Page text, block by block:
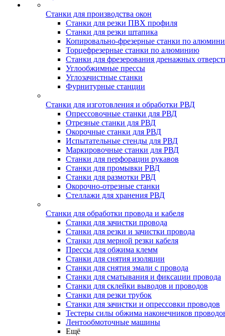
Станки для производства окон
Станки для резки ПВХ профиля
Станки для резки штапика
Копировально-фрезерные станки по
Торцефрезерные станки по алюминию
Станки для фрезерования дренажных
Углообжимные прессы
Углозачистные станки
Фурнитурные станции
Станки для изготовления и обработки РВД
Опрессовочные станки для РВД
Отрезные станки для РВД
Окорочные станки для РВД
Испытательные стенды для РВД
Маркировочные станки для РВД
Станки для перфорации рукавов
Станки для промывки РВД
Станки для размотки РВД
Окорочно-отрезные станки
Стеллажи для хранения РВД
Станки для обработки провода и кабеля
Станки для зачистки провода
Станки для резки и зачистки провода
Станки для мерной резки кабеля
Прессы для обжима клемм
Станки для снятия изоляции
Станки для снятия эмали с провода
Станки для сматывания и фиксации провода
Станки для склейки выводов и проводов
Станки для резки трубок
Станки для зачистки и опрессовки проводов
Тестеры силы обжима наконечников
Лентообмоточные машины
Ещё